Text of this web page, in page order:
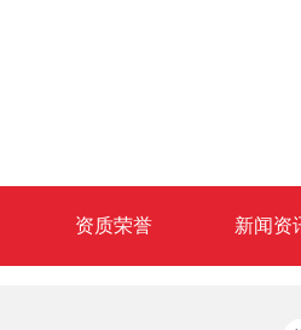
资质荣誉 新闻资